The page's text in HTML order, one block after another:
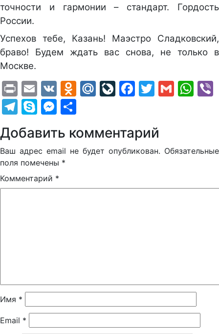
точности и гармонии – стандарт. Гордость
России.
Успехов тебе, Казань! Маэстро Сладковский,
браво! Будем ждать вас снова, не только в
Москве.
PrintEmail
VK Odnoklassniki
Mail.Ru
LiveJournal
Facebook
Twitter
Gmail
Telegram
SkypeMessenger
Добавить комментарий
Ваш адрес email не будет опубликован. Обязательные
поля помечены *
Комментарий *
Имя *
Email *